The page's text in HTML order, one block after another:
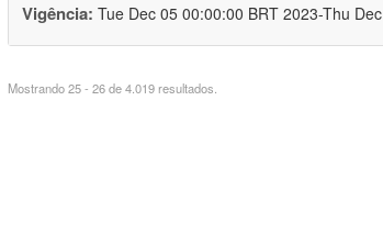
Vigência: Tue Dec 05 00:00:00 BRT 2023-Thu
Mostrando 25 - 26 de 4.019 resultados.